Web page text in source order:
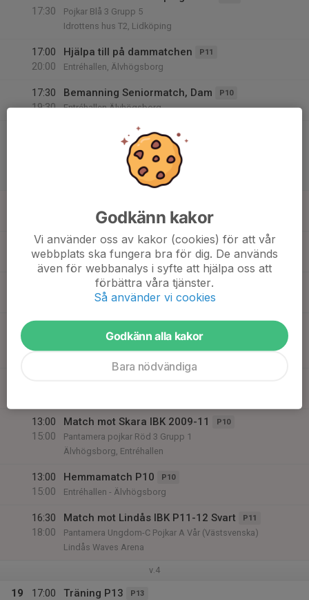
17:30
Pojkar Blå 3 Grupp 5
Idrottens hus T2, Lidköping
17:00
20:00
Hjälpa till på dammatchen P11
Entréhallen, Älvhögsborg
17:30
19:30
Bemanning Seniormatch, Dam P10
Entréhallen Älvhögsborg
Match mot Fritsla IF A-lag Dam
Dam/Juniordam
Division 2 Damer
Älvhögsborg, Entréhallen
Entréhallen Arena Älvhögsborg
09:00
10:30
Träning Knattar flickor
Entrehallen
Träning Entréhallen F14-15
Entrehallen
09:30
Pantamera Pojkar Röd 5 Norra
13:00
15:00
Match mot Skara IBK 2009-11 P10
Pantamera pojkar Röd 3 Grupp 1
Älvhögsborg, Entréhallen
13:00
15:00
Hemmamatch P10 P10
Entréhallen - Älvhögsborg
16:30
18:00
Match mot Lindås IBK P11-12 Svart P11
Pantamera Ungdom-C Pojkar A Vår (Västsvenska)
Lindås Waves Arena
v.4
19
17:00
Träning P13 P13
Godkänn kakor
Vi använder oss av kakor (cookies) för att vår
webbplats ska fungera bra för dig. De används
även för webbanalys i syfte att hjälpa oss att
förbättra våra tjänster.
Så använder vi cookies
Godkänn alla kakor
Bara nödvändiga